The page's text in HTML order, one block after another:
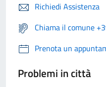
Richiedi Assistenza
Chiama il comune
Prenota un
Problemi in città